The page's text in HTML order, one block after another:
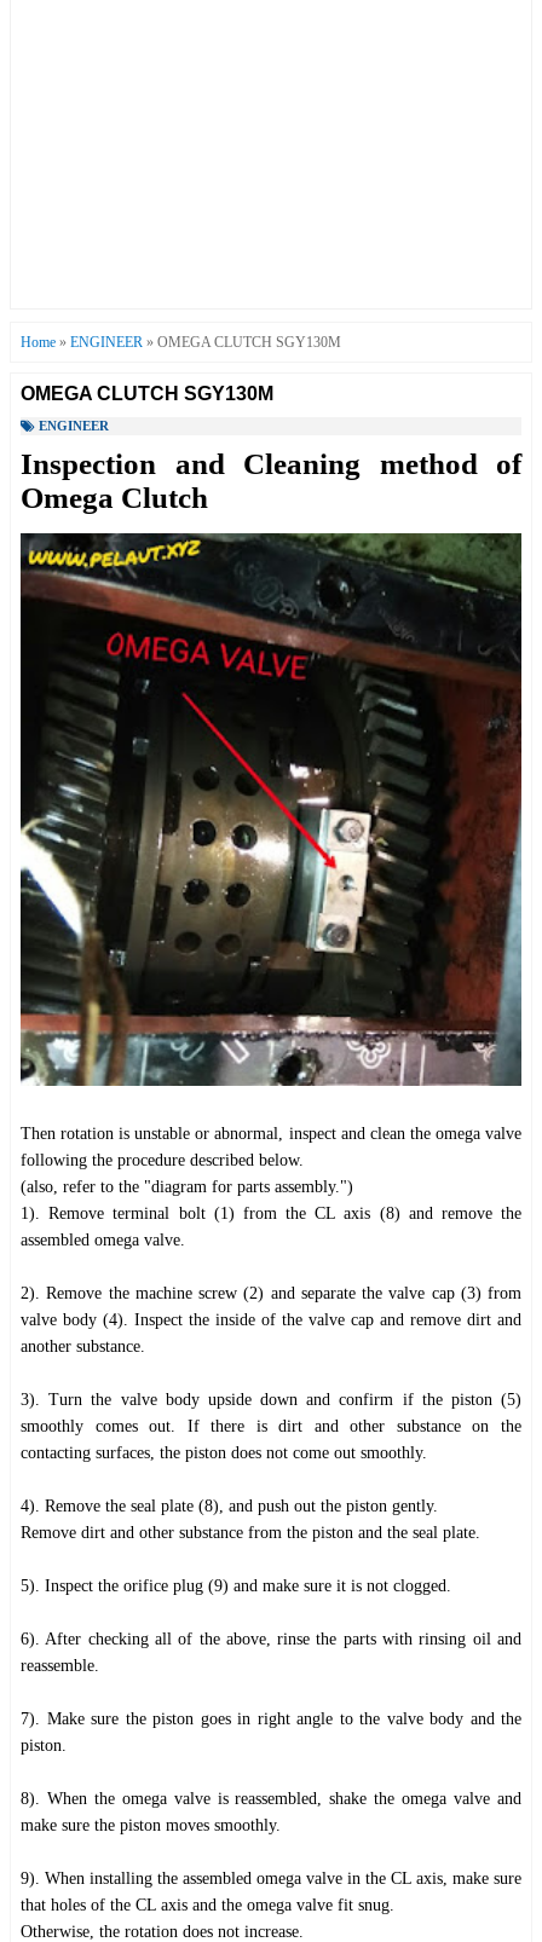
Home » ENGINEER » OMEGA CLUTCH SGY130M
OMEGA CLUTCH SGY130M
ENGINEER
Inspection and Cleaning method of
Omega Clutch
Then rotation is unstable or abnormal, inspect and clean the omega valve
following the procedure described below.
(also, refer to the "diagram for parts assembly.")
1). Remove terminal bolt (1) from the CL axis (8) and remove the
assembled omega valve.
2). Remove the machine screw (2) and separate the valve cap (3) from
valve body (4). Inspect the inside of the valve cap and remove dirt and
another substance.
3). Turn the valve body upside down and confirm if the piston (5)
smoothly comes out. If there is dirt and other substance on the
contacting surfaces, the piston does not come out smoothly.
4). Remove the seal plate (8), and push out the piston gently.
Remove dirt and other substance from the piston and the seal plate.
5). Inspect the orifice plug (9) and make sure it is not clogged.
6). After checking all of the above, rinse the parts with rinsing oil and
reassemble.
7). Make sure the piston goes in right angle to the valve body and the
piston.
8). When the omega valve is reassembled, shake the omega valve and
make sure the piston moves smoothly.
9). When installing the assembled omega valve in the CL axis, make sure
that holes of the CL axis and the omega valve fit snug.
Otherwise, the rotation does not increase.